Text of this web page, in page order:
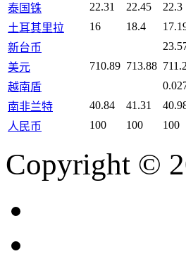
泰国铢
22.31 22.45
22.3
土耳其里拉
16 18.4
新台币
美元
710.89 713.88
越南盾
南非兰特
40.84 41.31
人民币
100 100 100
Copyright ©